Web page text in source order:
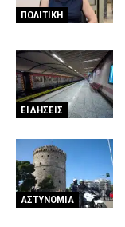
ΠΟΛΙΤΙΚΗ
ΕΙΔΗΣΕΙΣ
ΑΣΤΥΝΟΜΙΑ